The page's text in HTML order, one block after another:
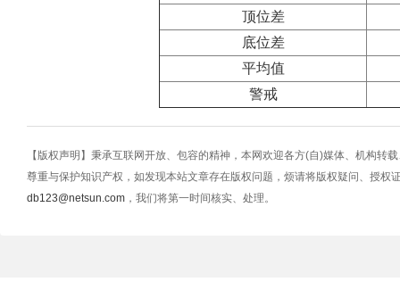
顶位差
底位差
平均值
警戒
【版权声明】秉承互联网开放、包容的精神，本网欢迎各方(自)媒体、机构转
尊重与保护知识产权，如发现本站文章存在版权问题，烦请将版权疑问、授权
db123@netsun.com ，我们将第一时间核实、处理。